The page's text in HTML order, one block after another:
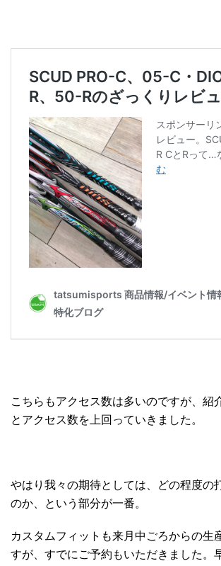
こちらもアクセス数は多いのですが、紹
とアクセス数を上回っていきました。
やはり我々の期待としては、どの程度の
のか、という部分が一番。
カスタムフィットも来月中ごろからの生
すが、すでにご予約もいただきました。